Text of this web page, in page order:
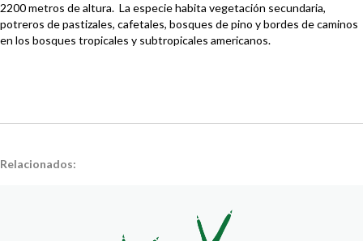
2200 metros de altura. La especie habita vegetación secundaria,
potreros de pastizales, cafetales, bosques de pino y bordes de caminos
en los bosques tropicales y subtropicales americanos.
Relacionados: